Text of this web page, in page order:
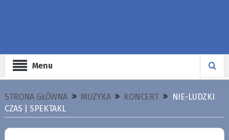
Menu
STRONA GŁÓWNA MUZYKA KONCERT
NIE-LUDZKI
CZAS | SPEKTAKL